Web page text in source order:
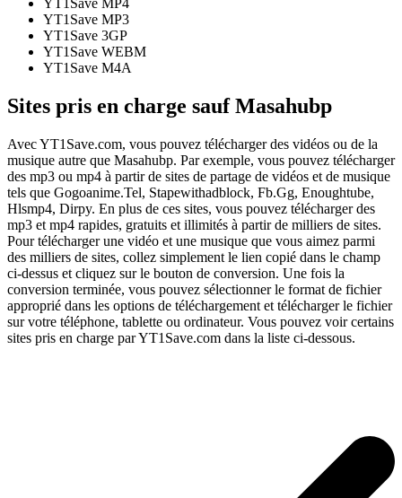
YT1Save MP4
YT1Save MP3
YT1Save 3GP
YT1Save WEBM
YT1Save M4A
Sites pris en charge sauf Masahubp
Avec YT1Save.com, vous pouvez télécharger des vidéos ou de la
musique autre que Masahubp. Par exemple, vous pouvez télécharger
des mp3 ou mp4 à partir de sites de partage de vidéos et de musique
tels que Gogoanime.Tel, Stapewithadblock, Fb.Gg, Enoughtube,
Hlsmp4, Dirpy. En plus de ces sites, vous pouvez télécharger des
mp3 et mp4 rapides, gratuits et illimités à partir de milliers de sites.
Pour télécharger une vidéo et une musique que vous aimez parmi
des milliers de sites, collez simplement le lien copié dans le champ
ci-dessus et cliquez sur le bouton de conversion. Une fois la
conversion terminée, vous pouvez sélectionner le format de fichier
approprié dans les options de téléchargement et télécharger le fichier
sur votre téléphone, tablette ou ordinateur. Vous pouvez voir certains
sites pris en charge par YT1Save.com dans la liste ci-dessous.